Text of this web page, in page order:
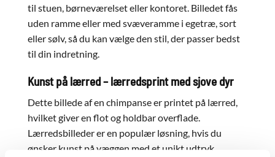
til stuen, børneværelset eller kontoret. Billedet fås
uden ramme eller med svæveramme i egetræ, sort
eller sølv, så du kan vælge den stil, der passer bedst
til din indretning.
Kunst på lærred – lærredsprint med sjove dyr
Dette billede af en chimpanse er printet på lærred,
hvilket giver en flot og holdbar overflade.
Lærredsbilleder er en populær løsning, hvis du
ønsker kunst på væggen med et unikt udtryk.